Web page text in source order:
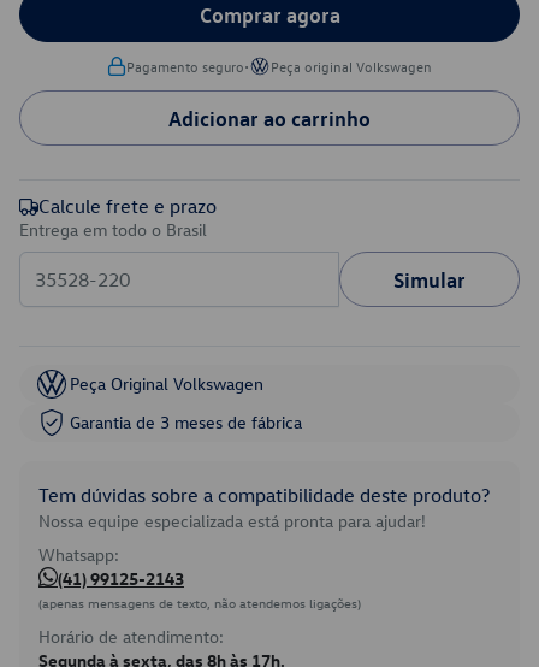
Comprar agora
Pagamento seguro• Peça original Volkswagen
Adicionar ao carrinho
Calcule frete e prazo
Entrega em todo o Brasil
Simular
Peça Original Volkswagen
Garantia de 3 meses de fábrica
Tem dúvidas sobre a compatibilidade deste produto?
Nossa equipe especializada está pronta para ajudar!
Whatsapp:
(41) 99125-2143
(apenas mensagens de texto, não atendemos ligações)
Horário de atendimento:
Segunda à sexta, das 8h às 17h.